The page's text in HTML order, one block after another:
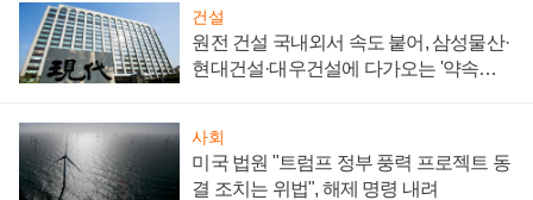
건설
원전 건설 국내외서 속도 붙어, 삼성물산·
현대건설·대우건설에 다가오는 '약속의
사회
미국 법원 "트럼프 정부 풍력 프로젝트 동
결 조치는 위법", 해제 명령 내려